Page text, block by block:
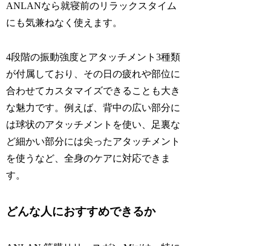
ANLANなら就寝前のリラックスタイム
にも気兼ねなく使えます。
4段階の振動強度とアタッチメント3種類
が付属しており、その日の疲れや部位に
合わせてカスタマイズできることも大き
な魅力です。例えば、背中の広い部分に
は球状のアタッチメントを使い、足裏な
ど細かい部分には尖ったアタッチメント
を使うなど、全身のケアに対応できま
す。
どんな人におすすめできるか